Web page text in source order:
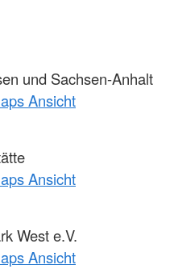
und Sachsen-Anhalt
Ansicht
Ansicht
West e.V.
Ansicht